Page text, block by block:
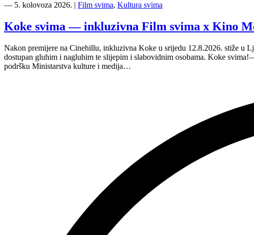
― 5. kolovoza 2026. Film svima, Kultura svima
Koke svima — inkluzivna Film svima x Kino
Nakon premijere na Cinehillu, inkluzivna Koke u srijedu 12.8.2026. stiže
dostupan gluhim i nagluhim te slijepim i slabovidnim osobama. Koke
podršku Ministarstva kulture i medija…